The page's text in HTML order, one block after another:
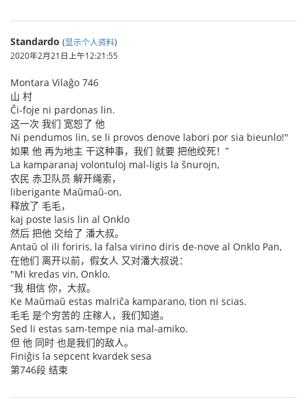
Standardo (显示个人资料)
2020年2月21日上午12:21:55
Montara Vilaĝo 746
山 村
Ĉi-foje ni pardonas lin.
这一次 我们 宽恕了 他
Ni pendumos lin, se li provos denove labori por sia bieunlo!"
如果 他 再为地主 干这种事，我们 就要 把他绞死！”
La kamparanaj volontuloj mal-ligis la ŝnurojn,
农民 赤卫队员 解开绳索，
liberigante Maŭmaŭ-on,
释放了 毛毛，
kaj poste lasis lin al Onklo
然后 把他 交给了 潘大叔。
Antaŭ ol ili foriris, la falsa virino diris de-nove al Onklo Pan,
在他们 离开以前，假女人 又对潘大叔说：
"Mi kredas vin, Onklo.
“我 相信 你，大叔。
Ke Maŭmaŭ estas malriĉa kamparano, tion ni scias.
毛毛 是个穷苦的 庄稼人，我们知道。
Sed li estas sam-tempe nia mal-amiko.
但 他 同时 也是我们的敌人。
Finiĝis la sepcent kvardek sesa
第746段 结束